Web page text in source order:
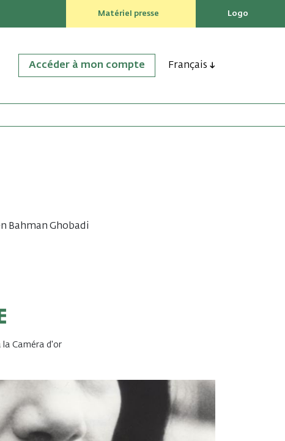
Matériel presse Logo
Accéder à mon compte Français
Bahman Ghobadi
la Caméra d'or